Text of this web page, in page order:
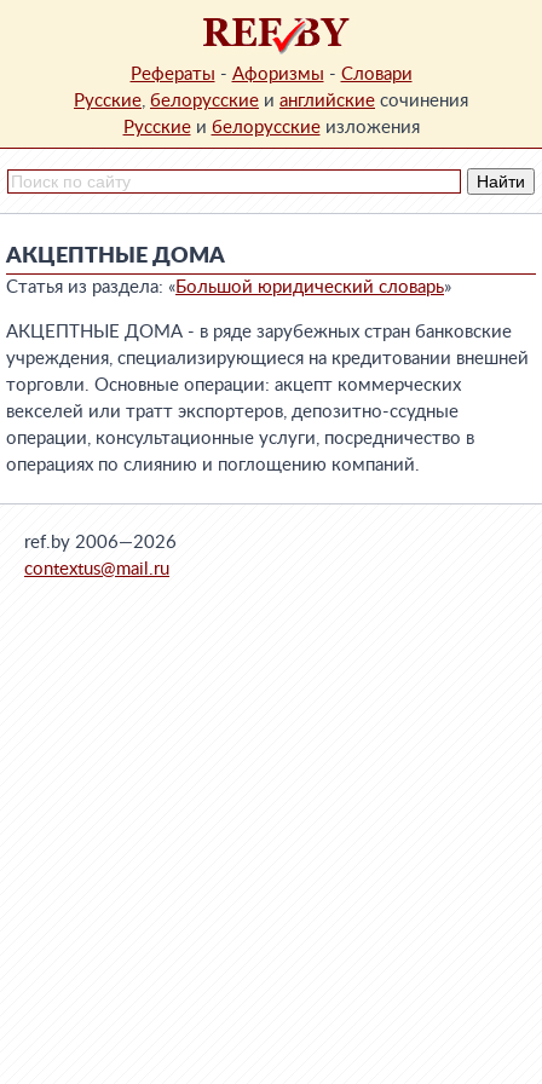
Рефераты - Афоризмы - Словари
Русские, белорусские и английские сочинения
Русскиеи белорусскиеизложения
АКЦЕПТНЫЕ ДОМА
Статья из раздела: «Большой юридический словарь»
АКЦЕПТНЫЕ ДОМА - в ряде зарубежных стран банковские
учреждения, специализирующиеся на кредитовании внешней
торговли. Основные операции: акцепт коммерческих
векселей или тратт экспортеров, депозитно-ссудные
операции, консультационные услуги, посредничество в
операциях по слиянию и поглощению компаний.
ref.by 2006—2026
contextus@mail.ru